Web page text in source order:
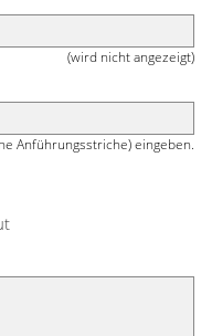
(wird nicht angezeigt)
Anführungsstriche) eingeben.